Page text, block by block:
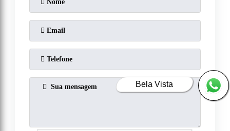
Bela Vista